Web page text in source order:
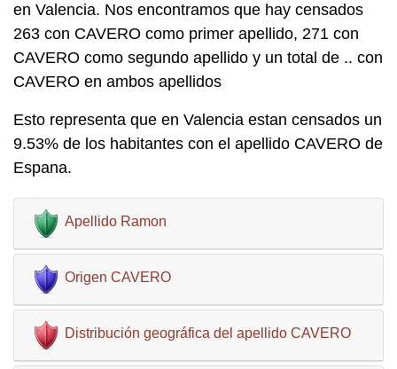
en Valencia. Nos encontramos que hay censados
263 con CAVERO como primer apellido, 271 con
CAVERO como segundo apellido y un total de .. con
CAVERO en ambos apellidos
Esto representa que en Valencia estan censados un
9.53% de los habitantes con el apellido CAVERO de
Espana.
Apellido Ramon
Origen CAVERO
Distribución geográfica del apellido CAVERO